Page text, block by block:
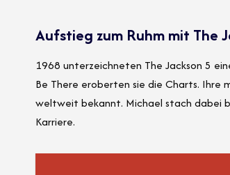
Aufstieg zum Ruhm mit The
1968 unterzeichneten The Jackson 5
Be There eroberten sie die Charts.
weltweit bekannt. Michael stach dabei
Karriere.